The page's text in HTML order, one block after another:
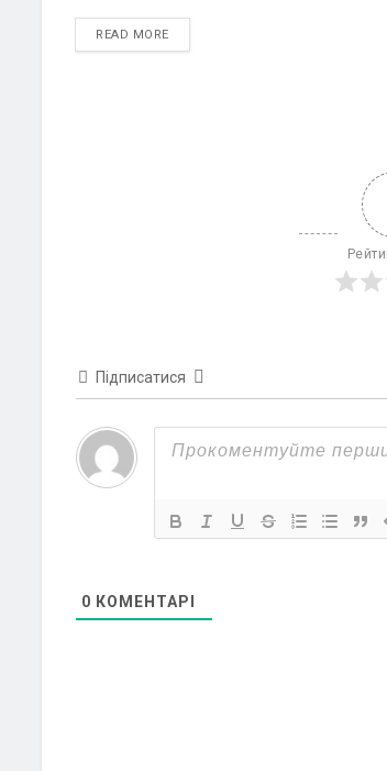
READ MOREDETAILS
Підписатися
0 КОМЕНТАРІ